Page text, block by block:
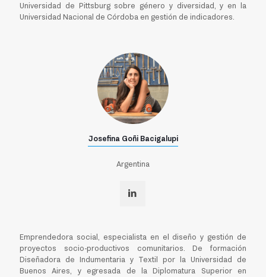
Universidad de Pittsburg sobre género y diversidad, y en la
Universidad Nacional de Córdoba en gestión de indicadores.
Josefina Goñi Bacigalupi
Argentina
Emprendedora social, especialista en el diseño y gestión de
proyectos socio-productivos comunitarios. De formación
Diseñadora de Indumentaria y Textil por la Universidad de
Buenos Aires, y egresada de la Diplomatura Superior en